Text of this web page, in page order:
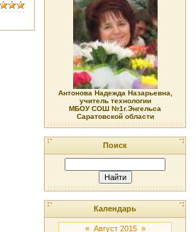
Антонова Надежда Назарьевна,
учитель технологии
МБОУ СОШ №1г.Энгельса
Саратовской области
Поиск
Календарь
« Август 2015 »